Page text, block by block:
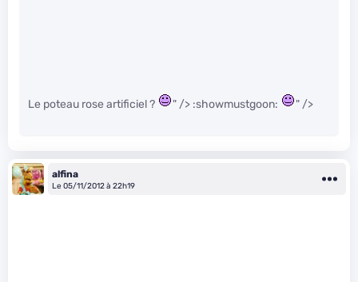
Le poteau rose artificiel ? " /> :showmustgoon: " />
alfina
Le 05/11/2012 à 22h19